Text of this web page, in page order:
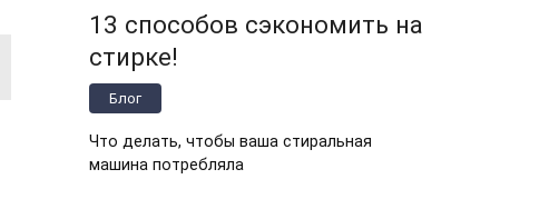
13 способов сэкономить на
стирке!
Блог
Что делать, чтобы ваша стиральная
машина потребляла